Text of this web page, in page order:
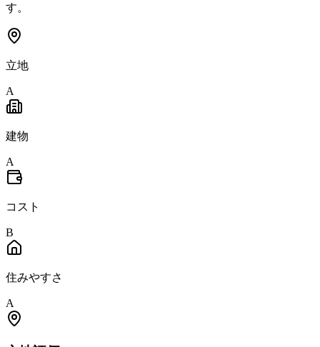
す。
立地
A
建物
A
コスト
B
住みやすさ
A